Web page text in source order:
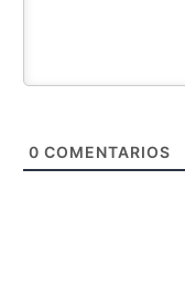
0 COMENTARIOS